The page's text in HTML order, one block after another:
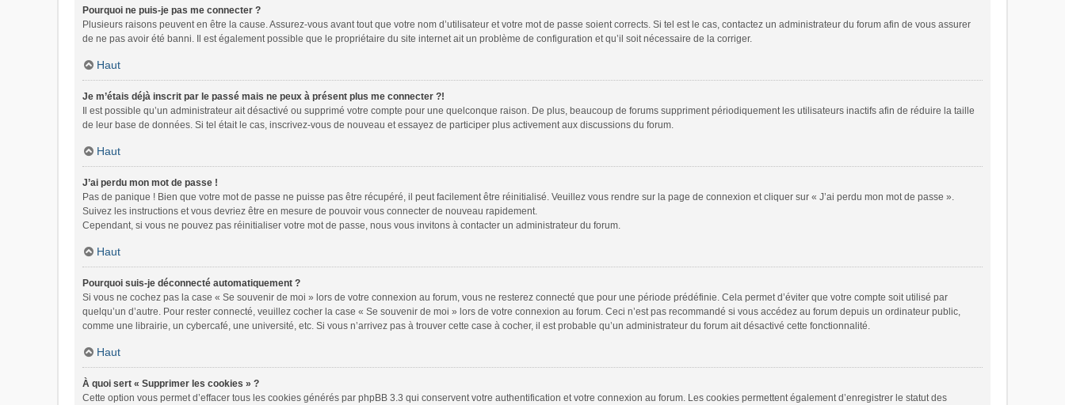
Pourquoi ne puis-je pas me connecter ?
Plusieurs raisons peuvent en être la cause. Assurez-vous avant tout que votre nom d’utilisateur et votre mot de passe soient corrects. Si tel est le cas, contactez un administrateur du forum afin de vous assurer
de ne pas avoir été banni. Il est également possible que le propriétaire du site internet ait un problème de configuration et qu’il soit nécessaire de la corriger.
Haut
Je m’étais déjà inscrit par le passé mais ne peux à présent plus me connecter ?!
Il est possible qu’un administrateur ait désactivé ou supprimé votre compte pour une quelconque raison. De plus, beaucoup de forums suppriment périodiquement les utilisateurs inactifs afin de réduire la taille
de leur base de données. Si tel était le cas, inscrivez-vous de nouveau et essayez de participer plus activement aux discussions du forum.
Haut
J’ai perdu mon mot de passe !
Pas de panique ! Bien que votre mot de passe ne puisse pas être récupéré, il peut facilement être réinitialisé. Veuillez vous rendre sur la page de connexion et cliquer sur « J’ai perdu mon mot de passe ».
Suivez les instructions et vous devriez être en mesure de pouvoir vous connecter de nouveau rapidement.
Cependant, si vous ne pouvez pas réinitialiser votre mot de passe, nous vous invitons à contacter un administrateur du forum.
Haut
Pourquoi suis-je déconnecté automatiquement ?
Si vous ne cochez pas la case « Se souvenir de moi » lors de votre connexion au forum, vous ne resterez connecté que pour une période prédéfinie. Cela permet d’éviter que votre compte soit utilisé par
quelqu’un d’autre. Pour rester connecté, veuillez cocher la case « Se souvenir de moi » lors de votre connexion au forum. Ceci n’est pas recommandé si vous accédez au forum depuis un ordinateur public,
comme une librairie, un cybercafé, une université, etc. Si vous n’arrivez pas à trouver cette case à cocher, il est probable qu’un administrateur du forum ait désactivé cette fonctionnalité.
Haut
À quoi sert « Supprimer les cookies » ?
Cette option vous permet d’effacer tous les cookies générés par phpBB 3.3 qui conservent votre authentification et votre connexion au forum. Les cookies permettent également d’enregistrer le statut des